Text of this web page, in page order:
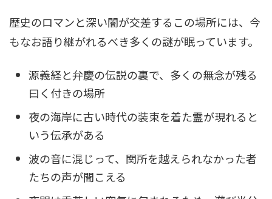
歴史のロマンと深い闇が交差するこの場所には、今
もなお語り継がれるべき多くの謎が眠っています。
源義経と弁慶の伝説の裏で、多くの無念が残る
曰く付きの場所
夜の海岸に古い時代の装束を着た霊が現れると
いう伝承がある
波の音に混じって、関所を越えられなかった者
たちの声が聞こえる